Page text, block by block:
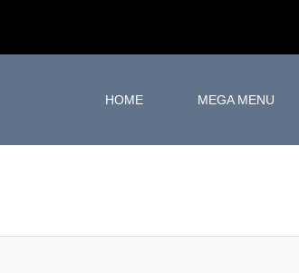
HOME MEGA MENU